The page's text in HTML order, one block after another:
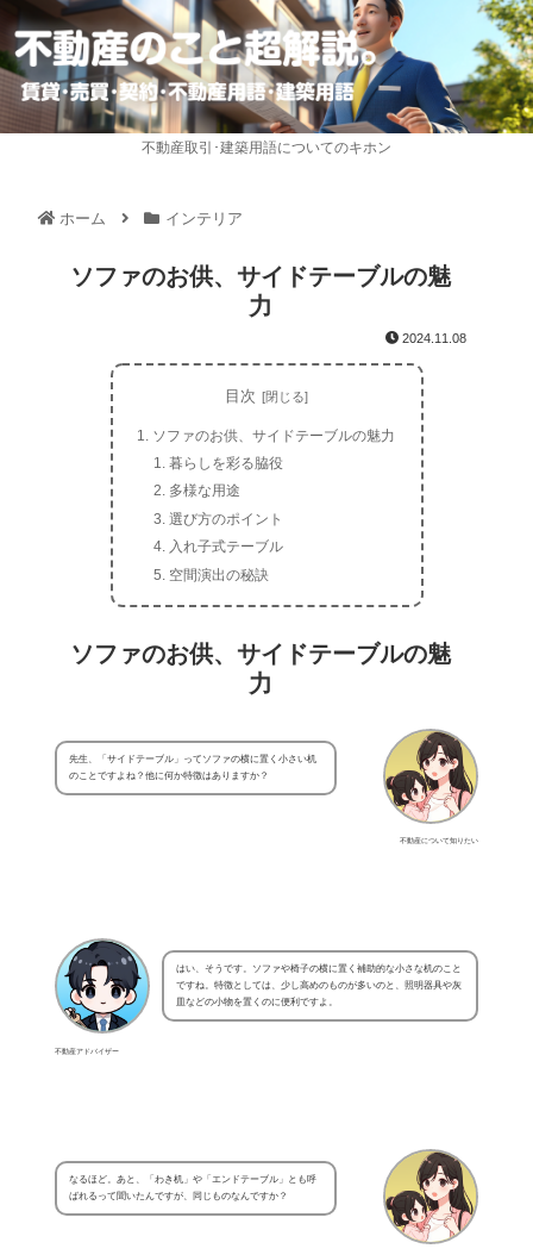
不動産取引･建築用語についてのキホン
ホーム インテリア
ソファのお供、サイドテーブルの魅
力
2024.11.08
目次
ソファのお供、サイドテーブルの魅力
暮らしを彩る脇役
多様な用途
選び方のポイント
入れ子式テーブル
空間演出の秘訣
ソファのお供、サイドテーブルの魅
力
不動産について知りたい
先生、「サイドテーブル」ってソファの横に置く小さい机
のことですよね？他に何か特徴はありますか？
不動産アドバイザー
はい、そうです。ソファや椅子の横に置く補助的な小さな机のこと
ですね。特徴としては、少し高めのものが多いのと、照明器具や灰
皿などの小物を置くのに便利ですよ。
なるほど。あと、「わき机」や「エンドテーブル」とも呼
ばれるって聞いたんですが、同じものなんですか？